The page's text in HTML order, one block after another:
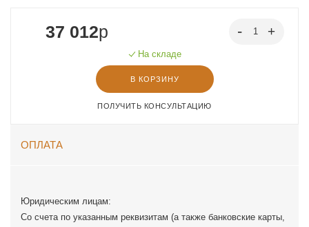
37 012p
На складе
В КОРЗИНУ
ПОЛУЧИТЬ КОНСУЛЬТАЦИЮ
ОПЛАТА
Юридическим лицам:
Со счета по указанным реквизитам (а также банковские карты,